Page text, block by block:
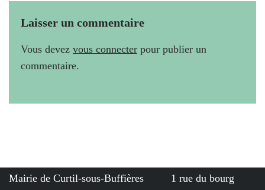
Laisser un commentaire
Vous devez vous connecter pour publier un
commentaire.
Mairie de Curtil-sous-Buffières 1 rue du bourg